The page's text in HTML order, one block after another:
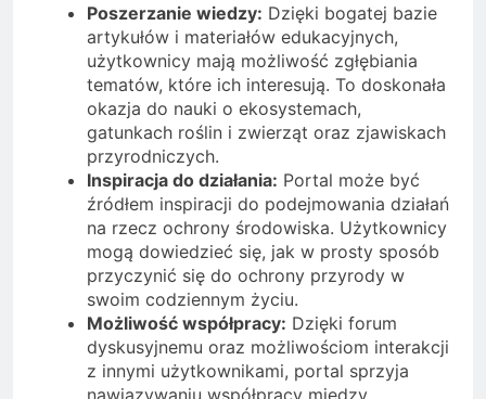
Poszerzanie wiedzy: Dzięki bogatej bazie
artykułów i materiałów edukacyjnych,
użytkownicy mają możliwość zgłębiania
tematów, które ich interesują. To doskonała
okazja do nauki o ekosystemach,
gatunkach roślin i zwierząt oraz zjawiskach
przyrodniczych.
Inspiracja do działania: Portal może być
źródłem inspiracji do podejmowania działań
na rzecz ochrony środowiska. Użytkownicy
mogą dowiedzieć się, jak w prosty sposób
przyczynić się do ochrony przyrody w
swoim codziennym życiu.
Możliwość współpracy: Dzięki forum
dyskusyjnemu oraz możliwościom interakcji
z innymi użytkownikami, portal sprzyja
nawiązywaniu współpracy między